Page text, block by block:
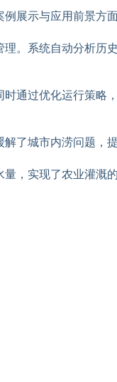
展示与应用前景方
。系统自动分析历
通过优化运行策略
了城市内涝问题，
，实现了农业灌溉的